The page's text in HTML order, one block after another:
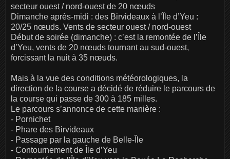
secteur ouest / nord-ouest de 20 nœuds
Dimanche après-midi : des Birvideaux à l’Île d’Yeu :
20/25 nœuds. Vents de secteur ouest / nord-ouest
Début de soirée (dimanche) : c’est la remontée de l’Île
d’Yeu, vents de 20 nœuds tournant au sud-ouest,
forcissant la nuit à 35 nœuds.
Mais à la vue des conditions météorologiques, la
direction de la course a décidé de réduire le parcours de
la course qui passe de 300 à 185 milles.
Le parcours s’annonce de cette manière :
- Pornichet
- Phare des Birvideaux
- Passage par la gauche de Belle-Île
- Contournement de Île d’Yeu